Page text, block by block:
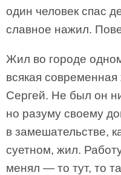
один человек спас
славное нажил.
Жил во городе
всякая
Сергей. Не был он
но разуму своему
в замешательстве,
суетном, жил.
менял — то тут, то